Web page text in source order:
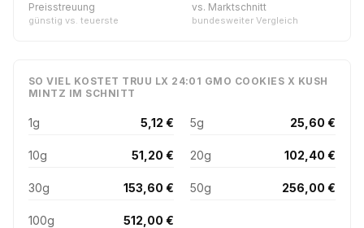
Preisstreuung
günstig vs. teuerste
vs. Marktschnitt
bundesweiter Vergleich
SO VIEL KOSTET TRUU LX 24:01 GMO COOKIES X KUSH
MINTZ IM SCHNITT
1g 5,12 € 5g 25,60 €
10g 51,20 € 20g 102,40 €
30g 153,60 € 50g 256,00 €
100g 512,00 €